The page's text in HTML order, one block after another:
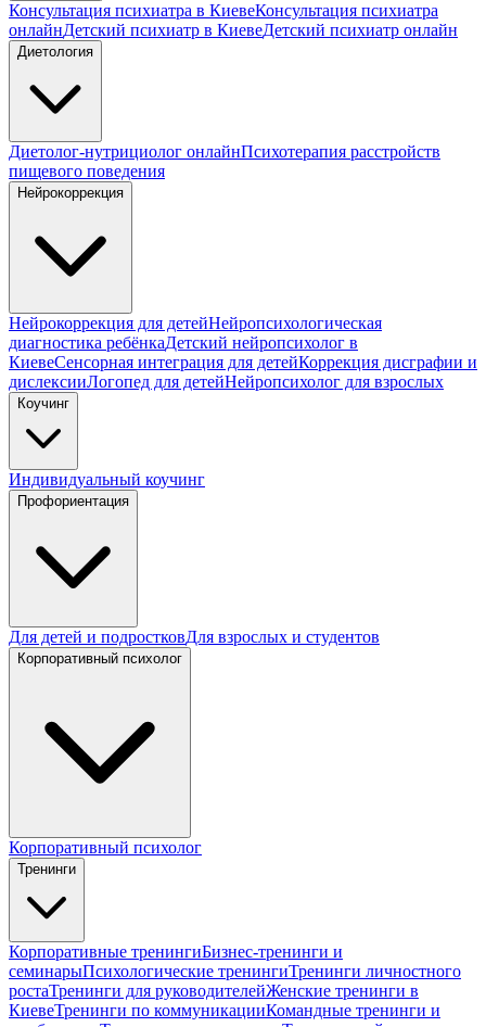
Консультация психиатра в КиевеКонсультация психиатра
онлайнДетский психиатр в КиевеДетский психиатр онлайн
Диетология
Диетолог-нутрициолог онлайнПсихотерапия расстройств
пищевого поведения
Нейрокоррекция
Нейрокоррекция для детейНейропсихологическая
диагностика ребёнкаДетский нейропсихолог в
КиевеСенсорная интеграция для детейКоррекция дисграфии и
дислексииЛогопед для детейНейропсихолог для взрослых
Коучинг
Индивидуальный коучинг
Профориентация
Для детей и подростковДля взрослых и студентов
Корпоративный психолог
Корпоративный психолог
Тренинги
Корпоративные тренингиБизнес-тренинги и
семинарыПсихологические тренингиТренинги личностного
ростаТренинги для руководителейЖенские тренинги в
КиевеТренинги по коммуникацииКомандные тренинги и